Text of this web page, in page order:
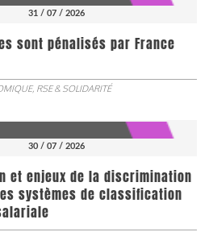
31 / 07 / 2026
sont pénalisés par France
RSE & SOLIDARITÉ
30 / 07 / 2026
et enjeux de la discrimination
systèmes de classification